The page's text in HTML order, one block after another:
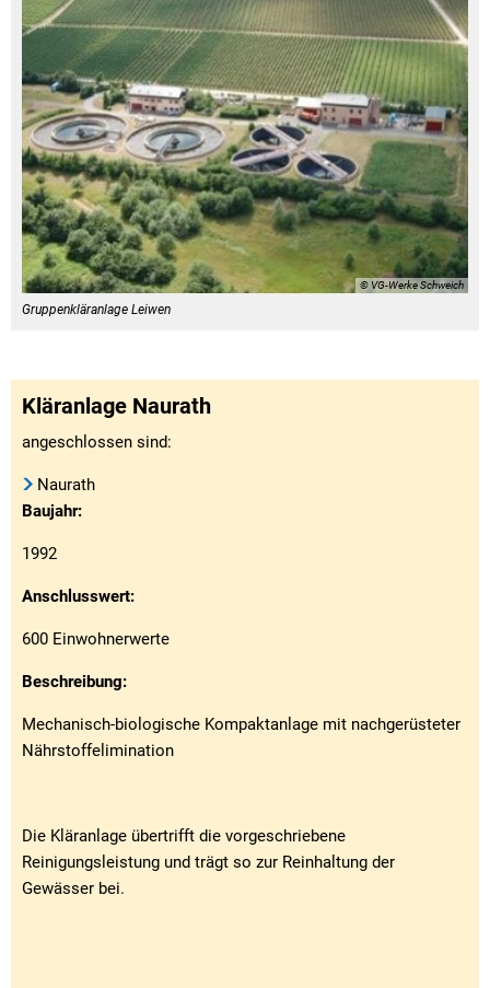
© VG-Werke Schweich
Gruppenkläranlage Leiwen
Kläranlage Naurath
angeschlossen sind:
Naurath
Baujahr:
1992
Anschlusswert:
600 Einwohnerwerte
Beschreibung:
Mechanisch-biologische Kompaktanlage mit nachgerüsteter
Nährstoffelimination
Die Kläranlage übertrifft die vorgeschriebene
Reinigungsleistung und trägt so zur Reinhaltung der
Gewässer bei.